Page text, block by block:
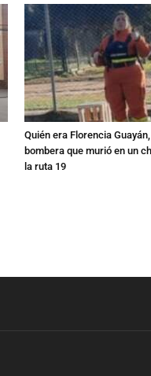
Quién era Florencia
bombera que murió en un
la ruta 19